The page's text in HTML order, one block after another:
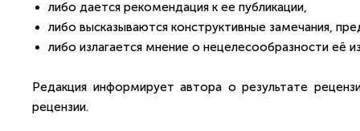
либо дается рекомендация к ее публикации,
либо высказываются конструктивные замечания,
либо излагается мнение о нецелесообразности её
Редакция информирует автора о результате
рецензии.